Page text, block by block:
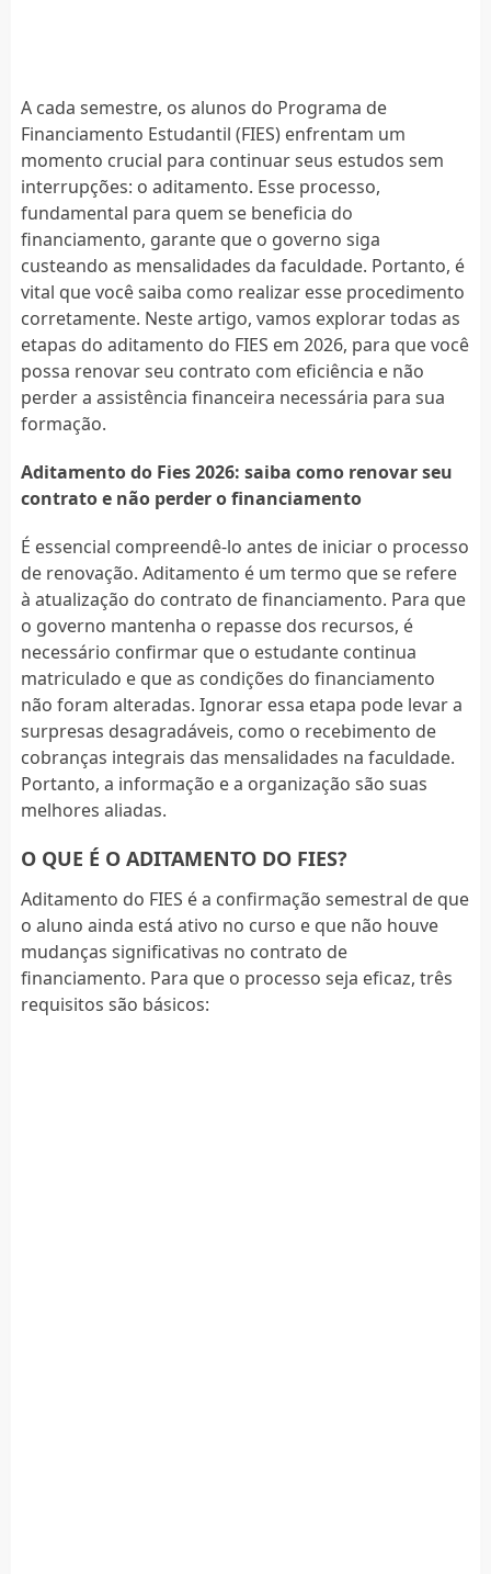
A cada semestre, os alunos do Programa de
Financiamento Estudantil (FIES) enfrentam um
momento crucial para continuar seus estudos sem
interrupções: o aditamento. Esse processo,
fundamental para quem se beneficia do
financiamento, garante que o governo siga
custeando as mensalidades da faculdade. Portanto, é
vital que você saiba como realizar esse procedimento
corretamente. Neste artigo, vamos explorar todas as
etapas do aditamento do FIES em 2026, para que você
possa renovar seu contrato com eficiência e não
perder a assistência financeira necessária para sua
formação.
Aditamento do Fies 2026: saiba como renovar seu
contrato e não perder o financiamento
É essencial compreendê-lo antes de iniciar o processo
de renovação. Aditamento é um termo que se refere
à atualização do contrato de financiamento. Para que
o governo mantenha o repasse dos recursos, é
necessário confirmar que o estudante continua
matriculado e que as condições do financiamento
não foram alteradas. Ignorar essa etapa pode levar a
surpresas desagradáveis, como o recebimento de
cobranças integrais das mensalidades na faculdade.
Portanto, a informação e a organização são suas
melhores aliadas.
O QUE É O ADITAMENTO DO FIES?
Aditamento do FIES é a confirmação semestral de que
o aluno ainda está ativo no curso e que não houve
mudanças significativas no contrato de
financiamento. Para que o processo seja eficaz, três
requisitos são básicos: